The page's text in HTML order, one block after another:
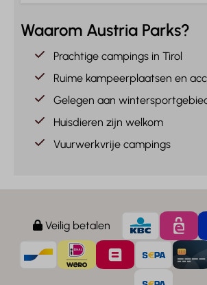
Waarom Austria Parks?
Prachtige campings in Tirol
Ruime kampeerplaatsen en
Gelegen aan
Huisdieren zijn welkom
Vuurwerkvrije campings
Veilig betalen